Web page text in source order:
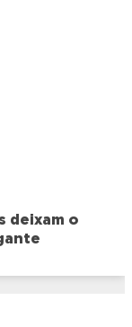
deixam o